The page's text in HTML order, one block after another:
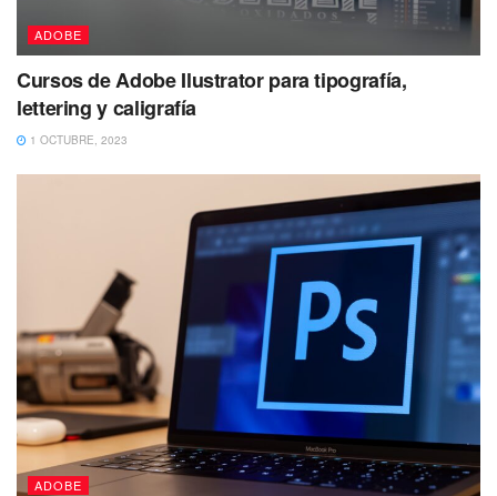
ADOBE
Cursos de Adobe Ilustrator para tipografía,
lettering y caligrafía
1 OCTUBRE, 2023
ADOBE